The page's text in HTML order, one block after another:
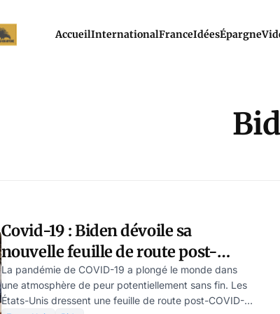
AccueilInternationalFranceIdéesÉpargne
Covid-19 : Biden dévoile sa
nouvelle feuille de route post-
covid 19
La pandémie de COVID-19 a plongé le monde dans
une atmosphère de peur potentiellement sans fin. Les
États-Unis dressent une feuille de route post-COVID-